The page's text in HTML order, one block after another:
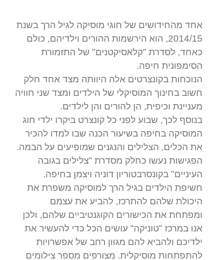
אחד מהחידושים של חוגי מוסיקה לגיל הרך בשנת
2014/15, הוא הירשמות ההורים וילדיהם, כולם
כאחד, לסדרת "קלאסיקטנים" של התזמורת
הסימפונית חיפה.
הנוכחות בקונצרטים אלה היוותה מצד אחד חלק
חשוב בחינוך המוסיקלי של הילדים ומצד שני חוויה
מעניינת וכיפית, הן להורים והן לילדים.
בנוסף לכך, שבוע לפני כל קונצרט ביקרו ילדי חוג
המוסיקה בחיפה בשיעור הכנה שבו למדו להכיר
את הכלים, הצלילים והנגנים שמופיעים על הבמה.
הפגישות נעשו כחלק מסדרת "צלילים בגובה
העיניים" בקונסרבטוריון דוניה ויצמן בחיפה.
חשיפת הילדים בגיל הרך למוסיקה משפרת את
היכולת שלהם להתרכז, להביע את עצמם
ומפתחת את הכישורים הקוגנטיביים שלהם, ולכן
אנו במרכז "טוניקה" עושים הכל כדי להעשיר את
ילדיכם ולהביא להם מגוון רחב של אפשרויות
להתפתחות מוסיקלית. מצורפים מספר צילומים